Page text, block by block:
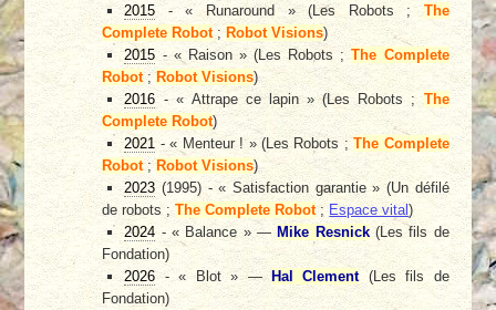
2015 - « Runaround » (Les Robots ;The
Complete Robot ; Robot Visions)
2015 - « Raison » (Les Robots ;The Complete
Robot;Robot Visions)
2016 - « Attrape ce lapin » (Les Robots ; The
Complete Robot)
2021 - « Menteur ! » (Les Robots ;The Complete
Robot;Robot Visions)
2023 (1995) - « Satisfaction garantie » (Un défilé
de robots ;The Complete Robot; Espace vital)
2024 - « Balance » — Mike Resnick(Les fils de
Fondation)
2026- « Blot » — Hal Clement(Les fils de
Fondation)